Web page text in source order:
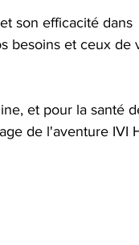
son efficacité dans
besoins et ceux de
et pour la santé
de l'aventure IVI